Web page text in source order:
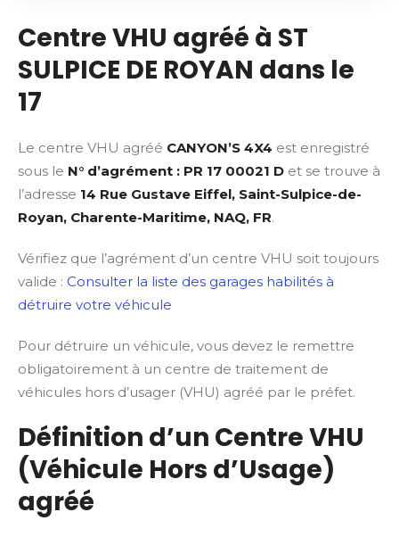
Centre VHU agréé à ST
SULPICE DE ROYAN dans le
17
Le centre VHU agréé CANYON’S 4X4 est enregistré
sous le N° d’agrément : PR 17 00021 D et se trouve à
l’adresse 14 Rue Gustave Eiffel, Saint-Sulpice-de-
Royan, Charente-Maritime, NAQ, FR.
Vérifiez que l’agrément d’un centre VHU soit toujours
valide : Consulter la liste des garages habilités à
détruire votre véhicule
Pour détruire un véhicule, vous devez le remettre
obligatoirement à un centre de traitement de
véhicules hors d’usager (VHU) agréé par le préfet.
Définition d’un Centre VHU
(Véhicule Hors d’Usage)
agréé